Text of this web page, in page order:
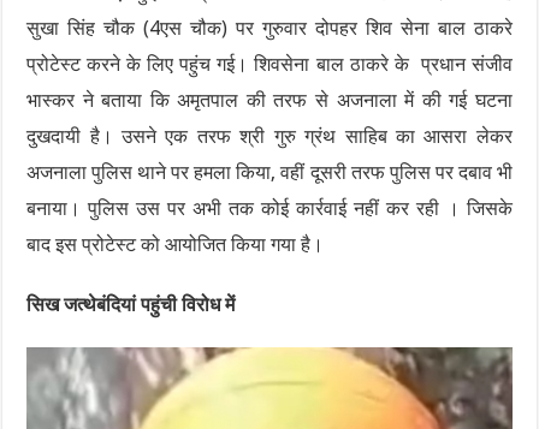
सुखा सिंह चौक (4एस चौक) पर गुरुवार दोपहर शिव सेना बाल ठाकरे
प्रोटेस्ट करने के लिए पहुंच गई। शिवसेना बाल ठाकरे के प्रधान संजीव
भास्कर ने बताया कि अमृतपाल की तरफ से अजनाला में की गई घटना
दुखदायी है। उसने एक तरफ श्री गुरु ग्रंथ साहिब का आसरा लेकर
अजनाला पुलिस थाने पर हमला किया, वहीं दूसरी तरफ पुलिस पर दबाव भी
बनाया। पुलिस उस पर अभी तक कोई कार्रवाई नहीं कर रही । जिसके
बाद इस प्रोटेस्ट को आयोजित किया गया है।
सिख जत्थेबंदियां पहुंची विरोध में